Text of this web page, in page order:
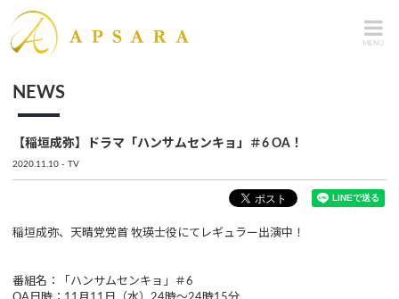
MENU
NEWS
【稲垣成弥】ドラマ「ハンサムセンキョ」＃6 OA！
2020.11.10 TV
稲垣成弥、天晴党党首 牧瑛士役にてレギュラー出演中！
番組名：「ハンサムセンキョ」＃6